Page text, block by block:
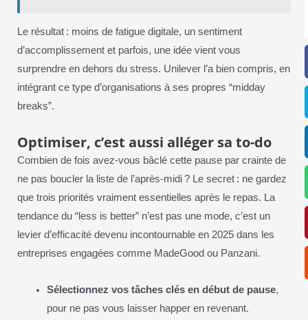
Le résultat : moins de fatigue digitale, un sentiment
d’accomplissement et parfois, une idée vient vous
surprendre en dehors du stress. Unilever l’a bien compris, en
intégrant ce type d’organisations à ses propres “midday
breaks”.
Optimiser, c’est aussi alléger sa to-do
Combien de fois avez-vous bâclé cette pause par crainte de
ne pas boucler la liste de l’après-midi ? Le secret : ne gardez
que trois priorités vraiment essentielles après le repas. La
tendance du “less is better” n’est pas une mode, c’est un
levier d’efficacité devenu incontournable en 2025 dans les
entreprises engagées comme MadeGood ou Panzani.
Sélectionnez vos tâches clés en début de pause,
pour ne pas vous laisser happer en revenant.